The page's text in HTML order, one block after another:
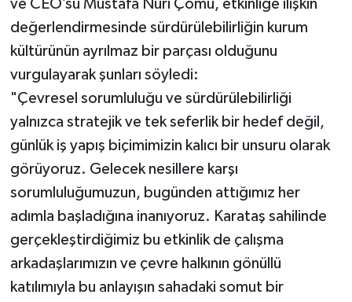
ve CEO’su Mustafa Nuri Çomu, etkinliğe ilişkin
değerlendirmesinde sürdürülebilirliğin kurum
kültürünün ayrılmaz bir parçası olduğunu
vurgulayarak şunları söyledi:
"Çevresel sorumluluğu ve sürdürülebilirliği
yalnızca stratejik ve tek seferlik bir hedef değil,
günlük iş yapış biçimimizin kalıcı bir unsuru olarak
görüyoruz. Gelecek nesillere karşı
sorumluluğumuzun, bugünden attığımız her
adımla başladığına inanıyoruz. Karataş sahilinde
gerçekleştirdiğimiz bu etkinlik de çalışma
arkadaşlarımızın ve çevre halkının gönüllü
katılımıyla bu anlayışın sahadaki somut bir